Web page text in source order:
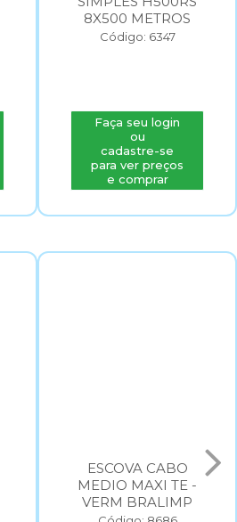
8X500 METROS
Código: 6347
Faça seu login
ou
cadastre-se
para ver preços
e comprar
ESCOVA CABO
MEDIO MAXI TE -
VERM BRALIMP